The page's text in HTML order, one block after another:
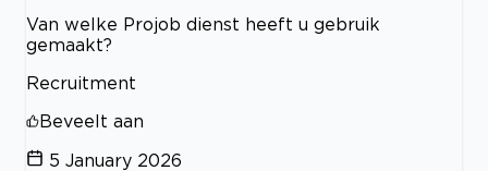
Van welke Projob dienst heeft u gebruik
gemaakt?
Recruitment
Beveelt aan
5 January 2026